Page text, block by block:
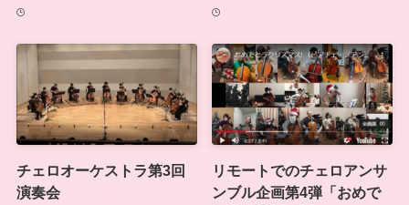
チェロオーケストラ第3回
演奏会
リモートでのチェロアンサ
ンブル企画第4弾「おめで